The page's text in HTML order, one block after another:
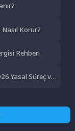
Korur?
Rehberi
Yasal Süreç ve